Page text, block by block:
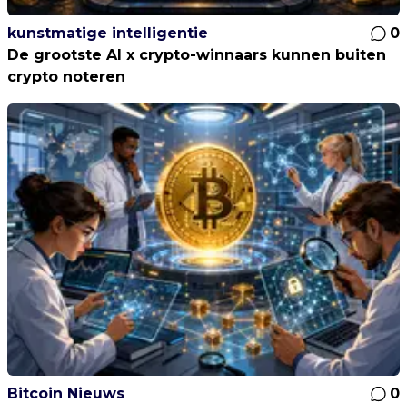
kunstmatige intelligentie
0
De grootste AI x crypto-winnaars kunnen buiten
crypto noteren
Bitcoin Nieuws
0